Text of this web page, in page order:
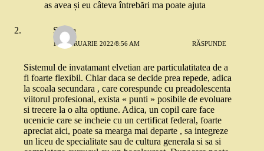
as avea și eu câteva întrebări ma poate ajuta
Sanda
17 FEBRUARIE 2022/8:56 AM RĂSPUNDE
Sistemul de invatamant elvetian are particulatitatea de a
fi foarte flexibil. Chiar daca se decide prea repede, adica
la scoala secundara , care corespunde cu preadolescenta
viitorul profesional, exista « punti » posibile de evoluare
si trecere la o alta optiune. Adica, un copil care face
ucenicie care se incheie cu un certificat federal, foarte
apreciat aici, poate sa mearga mai departe , sa integreze
un liceu de specialitate sau de cultura generala si sa si